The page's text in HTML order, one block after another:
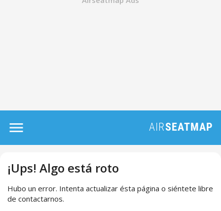
¡Ups! Algo está roto
Hubo un error. Intenta actualizar ésta página o siéntete libre
de contactarnos.